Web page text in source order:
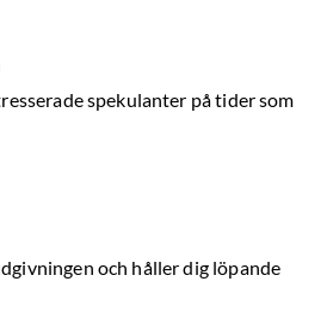
spekulanter på tider som
och håller dig löpande